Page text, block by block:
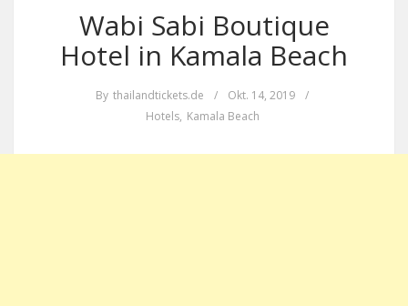
Wabi Sabi Boutique
Hotel in Kamala Beach
By thailandtickets.de / Okt. 14, 2019
/
Hotels, Kamala Beach